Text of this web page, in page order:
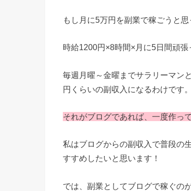
もし月に5万円を副業で稼ごうと
時給1200円×8時間×月に5日間頑張
毎週月曜～金曜までサラリーマン
円くらいの副収入になるわけです。
それがブログであれば、一度作っ
私はブログからの副収入で普段の
すすめしたいと思います！
では、副業としてブログで稼ぐの